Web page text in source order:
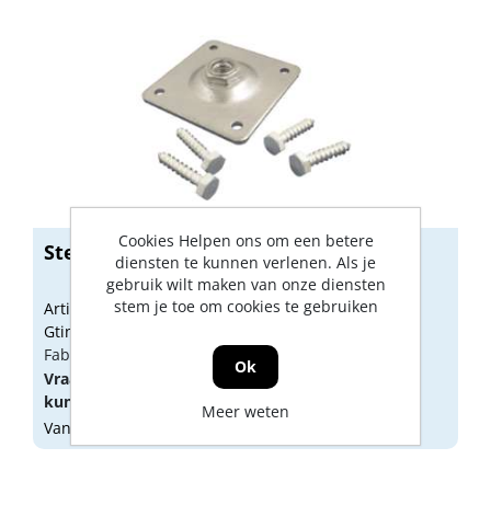
Stelplaat M16 EV 100x100mm
Artikelnummer: GB00225
Gtin: 8714318083908
Fabrikant artikel nummer: 736930.0020
Vraag een
aan oflog in
kunnen zien.
Vandaag besteld, morgen geleverd
Cookies Helpen ons om een betere
diensten te kunnen verlenen. Als je
gebruik wilt maken van onze diensten
stem je toe om cookies te gebruiken
Ok
Meer weten